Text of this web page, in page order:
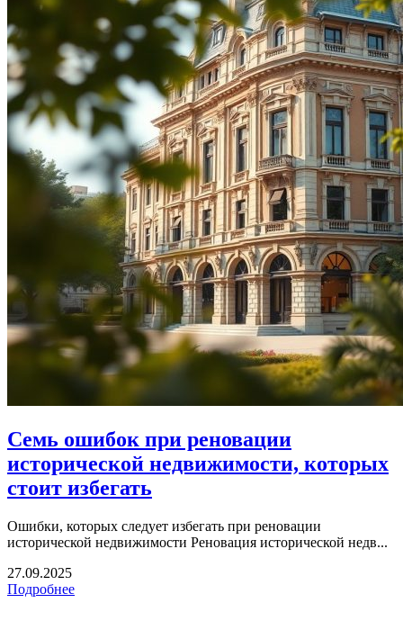
Семь ошибок при реновации
исторической недвижимости, которых
стоит избегать
Ошибки, которых следует избегать при реновации
исторической недвижимости Реновация исторической недв...
27.09.2025
Подробнее